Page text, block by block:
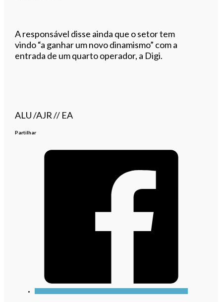
A responsável disse ainda que o setor tem
vindo “a ganhar um novo dinamismo” com a
entrada de um quarto operador, a Digi.
ALU /AJR // EA
Partilhar